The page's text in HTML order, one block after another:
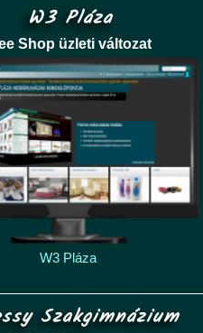
W3 Pláza
Shop üzleti változat
W3 Pláza
Szakgimnázium